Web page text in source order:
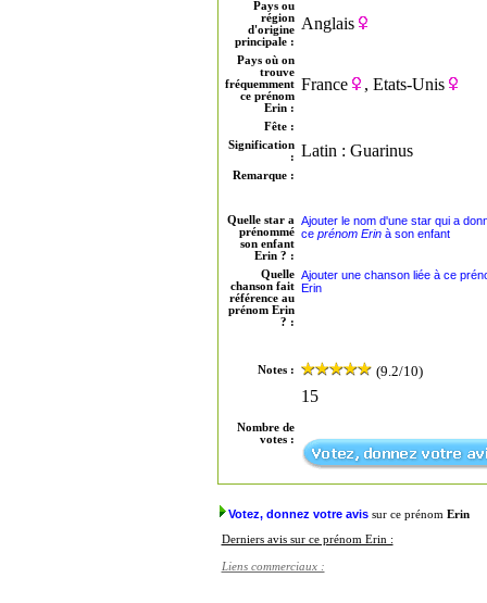
Pays ou
région
d'origine
principale :
Anglais
Pays où on
trouve
fréquemment
ce prénom
Erin :
France , Etats-Unis
Fête :
Signification
:
Latin : Guarinus
Remarque :
Quelle star a
prénommé
son enfant
Erin ? :
Ajouter le nom d'une star qui a
ce prénom Erinà son enfant
Quelle
chanson fait
référence au
prénom Erin
? :
Ajouter une chanson liée à ce
Erin
Notes : (9.2/10)
Nombre de
votes :
15
Votez, donnez votre avissur ce prénom Erin
Derniers avis sur ce prénom Erin :
Liens commerciaux :